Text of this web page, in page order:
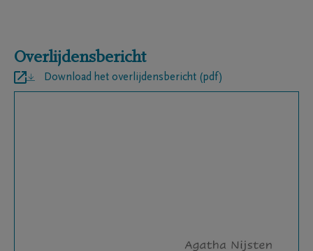
Overlijdensbericht
Download het overlijdensbericht (pdf)